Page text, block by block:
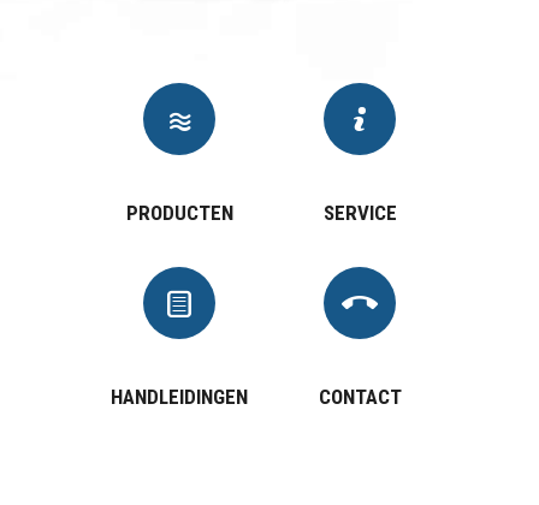
PRODUCTEN
HANDLEIDINGEN
SERVICE
CONTACT